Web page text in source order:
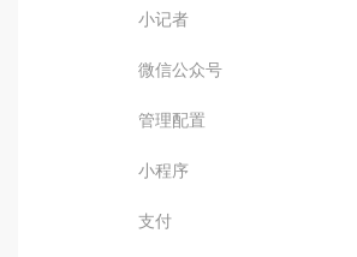
小记者
微信公众号
管理配置
小程序
支付